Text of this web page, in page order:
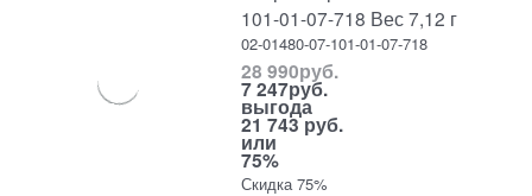
101-01-07-718 Вес 7,12 г
02-01480-07-101-01-07-718
28 990руб.
7 247руб.
выгода
21 743 руб.
или
75%
Скидка 75%